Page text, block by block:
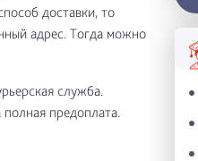
доставки, то
адрес. Тогда можно
служба.
предоплата.